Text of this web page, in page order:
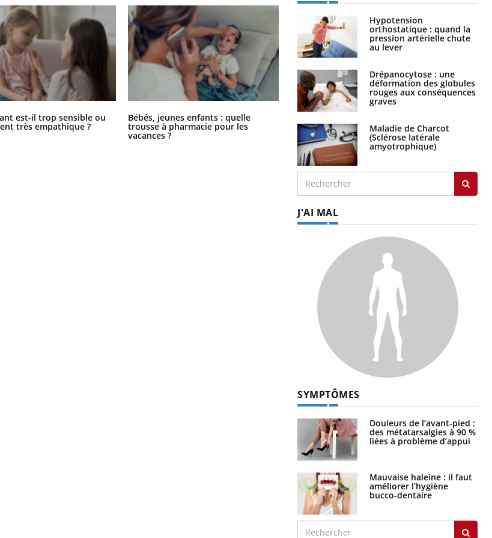
est-il trop sensible ou
très empathique ?
Bébés, jeunes enfants : quelle
trousse à pharmacie pour les
vacances ?
Syndrome métabolique : quels sont
les meilleurs exercices physiques ?
Hypotension
orthostatique : quand la
pression artérielle chute
au lever
Drépanocytose : une
déformation des globules
rouges aux conséquences
graves
Maladie de Charcot
(Sclérose latérale
amyotrophique)
J'AI MAL
SYMPTÔMES
Douleurs de l’avant-pied :
des métatarsalgies à 90 %
liées à problème d’appui
Mauvaise haleine : il faut
améliorer l’hygiène
bucco-dentaire